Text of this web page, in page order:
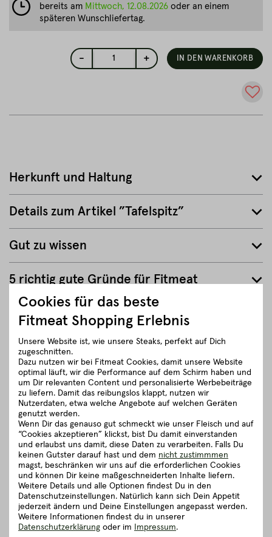
- 1 + IN DEN WARENKORB
bereits am Mittwoch, 12.08.2026 oder an einem
späteren Wunschliefertag.
Herkunft und Haltung
Details zum Artikel ”Tafelspitz”
Gut zu wissen
5 richtig gute Gründe für Fitmeat
ZURÜCK ZUR ÜBERSICHT
Fleischkauf ist
Cookies für das beste
Fitmeat Shopping Erlebnis
Unsere Website ist, wie unsere Steaks, perfekt auf Dich
zugeschnitten.
Dazu nutzen wir bei Fitmeat Cookies, damit unsere Website
optimal läuft, wir die Performance auf dem Schirm haben und
um Dir relevanten Content und personalisierte Werbebeiträge
zu liefern. Damit das reibungslos klappt, nutzen wir
Nutzerdaten, etwa welche Angebote auf welchen Geräten
genutzt werden.
Wenn Dir das genauso gut schmeckt wie unser Fleisch und auf
“Cookies akzeptieren” klickst, bist Du damit einverstanden
und erlaubst uns damit, diese Daten zu verarbeiten. Falls Du
keinen Gutster darauf hast und dem nicht zustimmmen
magst, beschränken wir uns auf die erforderlichen Cookies
und können Dir keine maßgeschneiderten Inhalte liefern.
Weitere Details und alle Optionen findest Du in den
Datenschutzeinstellungen. Natürlich kann sich Dein Appetit
jederzeit ändern und Deine Einstellungen angepasst werden.
Weitere Informationen findest du in unserer
Datenschutzerklärung oder im Impressum.